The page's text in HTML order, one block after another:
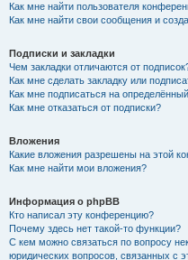
Как мне найти пользователя
Как мне найти свои сообщения и
Подписки и закладки
Чем закладки отличаются от
Как мне сделать закладку или
Как мне подписаться на
Как мне отказаться от подписки?
Вложения
Какие вложения разрешены на этой
Как мне найти мои вложения?
Информация о phpBB
Кто написал эту конференцию?
Почему здесь нет такой-то функции?
С кем можно связаться по вопросу
юридических вопросов, связанных с